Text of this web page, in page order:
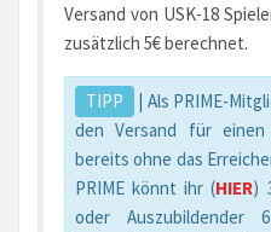
Versand von USK-18
zusätzlich 5€ berechnet.
TIPP
| Als PRIME-
den Versand für
bereits ohne das
PRIME könnt ihr (HIER)
oder Auszubildender